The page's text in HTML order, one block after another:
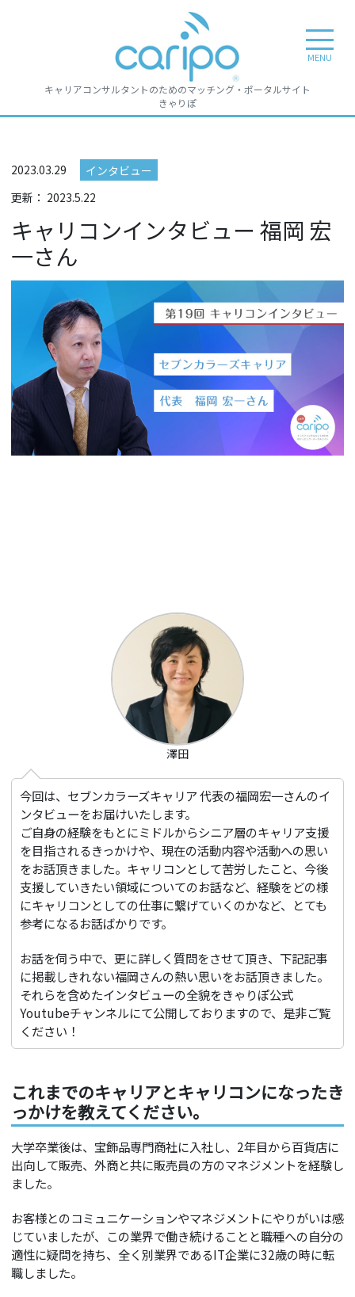
キャリアコンサルタントのためのマッチング・ポータルサイト
きゃりぽ
toggle
MENU
2023.03.29
インタビュー
更新： 2023.5.22
キャリコンインタビュー 福岡 宏
一さん
澤田
今回は、セブンカラーズキャリア 代表の福岡宏一さんのイ
ンタビューをお届けいたします。
ご自身の経験をもとにミドルからシニア層のキャリア支援
を目指されるきっかけや、現在の活動内容や活動への思い
をお話頂きました。キャリコンとして苦労したこと、今後
支援していきたい領域についてのお話など、経験をどの様
にキャリコンとしての仕事に繋げていくのかなど、とても
参考になるお話ばかりです。
お話を伺う中で、更に詳しく質問をさせて頂き、下記記事
に掲載しきれない福岡さんの熱い思いをお話頂きました。
それらを含めたインタビューの全貌をきゃりぽ公式
Youtubeチャンネルにて公開しておりますので、是非ご覧
ください！
これまでのキャリアとキャリコンになったき
っかけを教えてください。
大学卒業後は、宝飾品専門商社に入社し、2年目から百貨店に
出向して販売、外商と共に販売員の方のマネジメントを経験し
ました。
お客様とのコミュニケーションやマネジメントにやりがいは感
じていましたが、この業界で働き続けることと職種への自分の
適性に疑問を持ち、全く別業界であるIT企業に32歳の時に転
職しました。